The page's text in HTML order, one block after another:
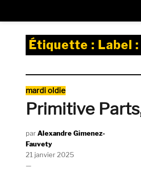
Étiquette : Label
Catégories
mardi oldie
Primitive
AuteurAlexandre Gimenez-
Fauvety
Publié
le
21 janvier 2025